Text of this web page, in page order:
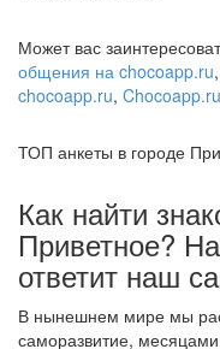
Может вас
общения на chocoapp.ru,
chocoapp.ru,
ТОП анкеты в городе
Как найти
Приветное?
ответит наш
В нынешнем мире мы
саморазвитие,